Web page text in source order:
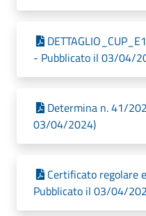
- Pubblicato il 03/04/
Determina n. 41/
03/04/2024)
Certificato regolare
Pubblicato il 03/04/